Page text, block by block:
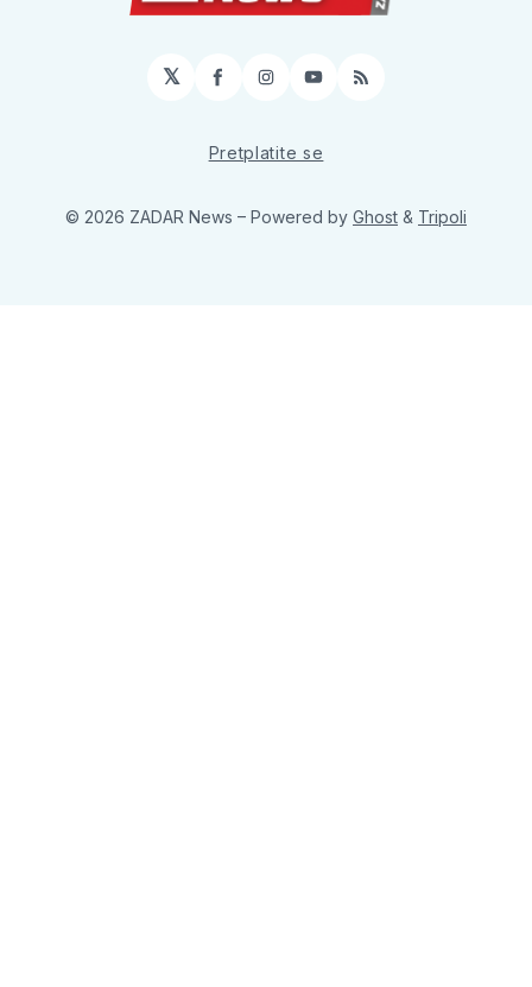
𝕏 Facebook
Instagram
YouTube
RSS
Pretplatite se
© 2026 ZADAR News – Powered by Ghost & Tripoli